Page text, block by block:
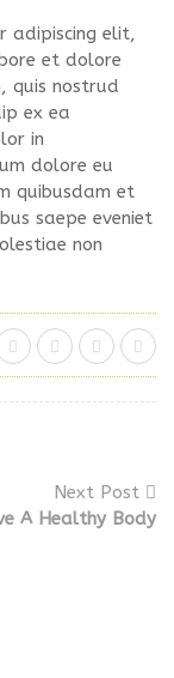
adipiscing elit,
et dolore
quis nostrud
ex ea
in
dolore eu
quibusdam et
saepe eveniet
non
Next Post
A Healthy Body